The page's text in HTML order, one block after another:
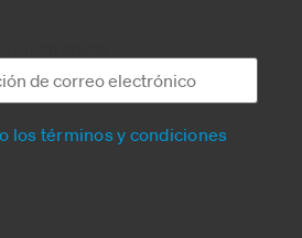
los términos y condiciones